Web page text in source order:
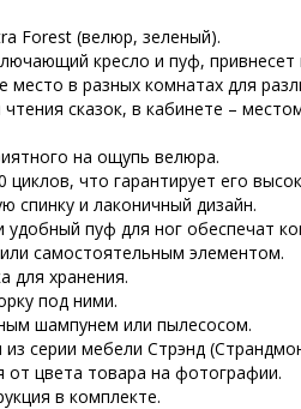
Forest (велюр, зеленый).
кресло и пуф,
место в разных комнатах для
сказок, в кабинете –
на ощупь велюра.
что гарантирует его
спинку и лаконичный дизайн.
удобный пуф для ног обеспечат
самостоятельным элементом.
для хранения.
под ними.
шампунем или пылесосом.
серии мебели Стрэнд
цвета товара на фотографии.
в комплекте.